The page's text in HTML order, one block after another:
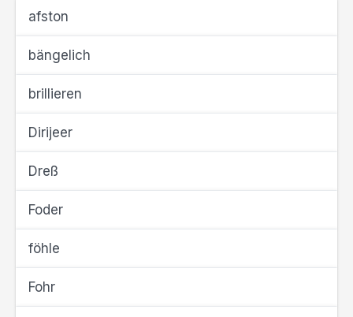
afston
bängelich
brillieren
Dirijeer
Dreß
Foder
föhle
Fohr